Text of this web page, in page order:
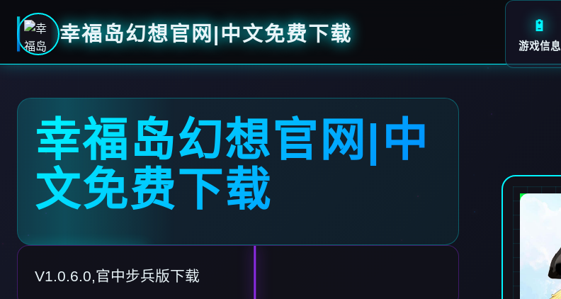
幸福岛幻想官网|中文免费下载 🔋
游戏信息
幸福岛幻想官网|中
文免费下载
V1.0.6.0,官中步兵版下载